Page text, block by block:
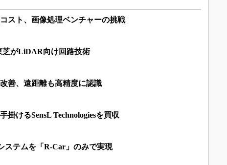
スト、画像処理ベンチャーの挑戦
芝がLiDAR向け回路技術
善、遠距離も高精度に認識
掛けるSensL Technologiesを買収
ステムを「R-Car」のみで実現